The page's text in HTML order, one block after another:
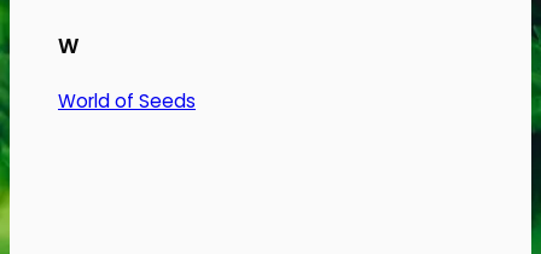
W
World of Seeds
flere
varianter.
Mulighederne
kan
vælges
på
varesiden